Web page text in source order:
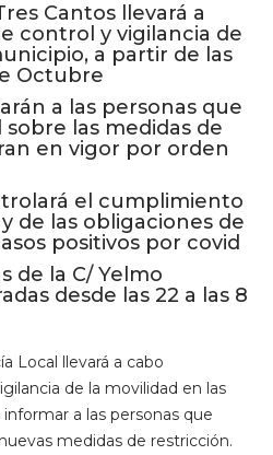
Cantos llevará a
control y vigilancia de
a partir de las
Octubre
a las personas que
las medidas de
en vigor por orden
el cumplimiento
de las obligaciones de
positivos por covid
de la C/ Yelmo
desde las 22 a las 8
Local llevará a cabo
de la movilidad en las
a las personas que
medidas de restricción.